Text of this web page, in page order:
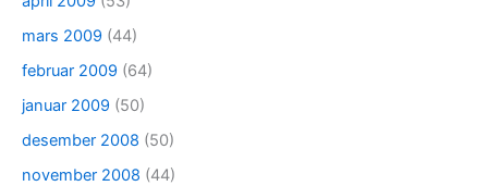
mars 2009 (44)
februar 2009 (64)
januar 2009 (50)
desember 2008 (50)
november 2008 (44)